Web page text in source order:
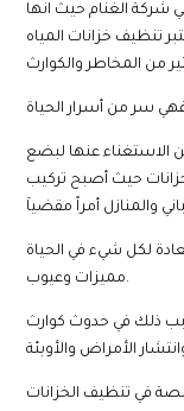
شركة الغنام حيث انها
تنظيف خزانات المياه
الاستغناء عنها لبضع
حيث أصبح تركيب
لكل شيء في الحياة
مميزات وعيوب.
ذلك في حدوث كوارث
في تنظيف الخزانات